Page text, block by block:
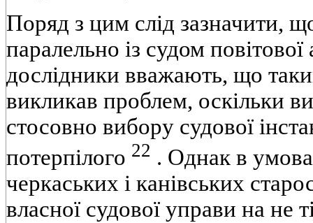
Поряд з цим слід зазначити,
паралельно із судом повітової
дослідники вважають, що
викликав проблем, оскільки
стосовно вибору судової
потерпілого 22 . Однак в
черкаських і канівських
власної судової управи на не